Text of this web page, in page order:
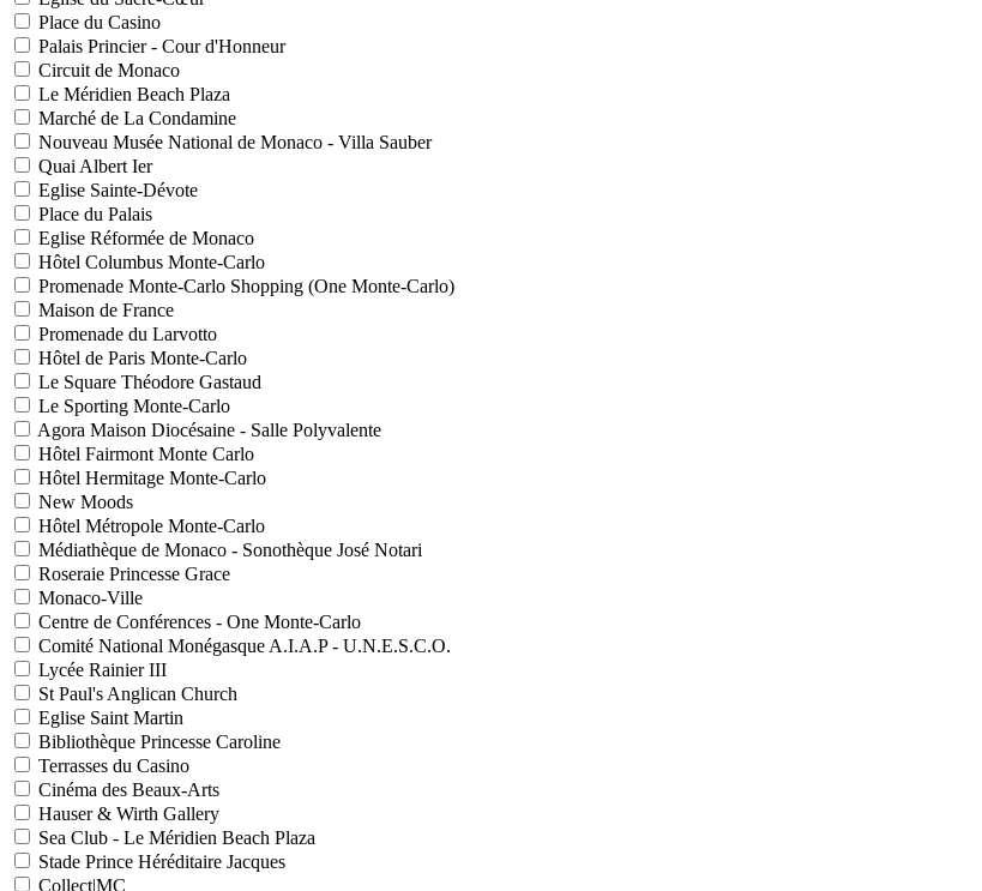
Place du Casino
Palais Princier - Cour d'Honneur
Circuit de Monaco
Le Méridien Beach Plaza
Marché de La Condamine
Nouveau Musée National de Monaco - Villa Sauber
Quai Albert Ier
Eglise Sainte-Dévote
Place du Palais
Eglise Réformée de Monaco
Hôtel Columbus Monte-Carlo
Promenade Monte-Carlo Shopping (One Monte-Carlo)
Maison de France
Promenade du Larvotto
Hôtel de Paris Monte-Carlo
Le Square Théodore Gastaud
Le Sporting Monte-Carlo
Agora Maison Diocésaine - Salle Polyvalente
Hôtel Fairmont Monte Carlo
Hôtel Hermitage Monte-Carlo
New Moods
Hôtel Métropole Monte-Carlo
Médiathèque de Monaco - Sonothèque José Notari
Roseraie Princesse Grace
Monaco-Ville
Centre de Conférences - One Monte-Carlo
Comité National Monégasque A.I.A.P - U.N.E.S.C.O.
Lycée Rainier III
St Paul's Anglican Church
Eglise Saint Martin
Bibliothèque Princesse Caroline
Terrasses du Casino
Cinéma des Beaux-Arts
Hauser & Wirth Gallery
Sea Club - Le Méridien Beach Plaza
Stade Prince Héréditaire Jacques
Collect|MC